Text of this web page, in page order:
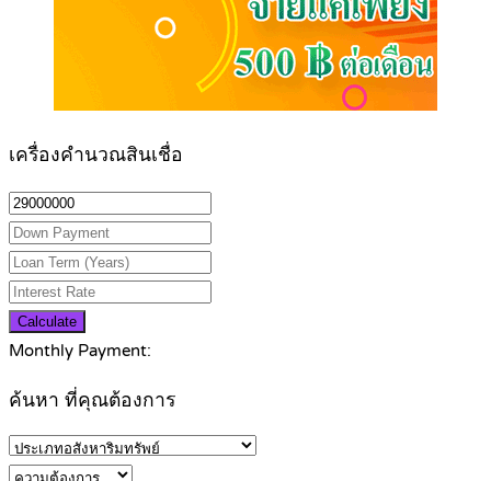
เครื่องคำนวณสินเชื่อ
Calculate
Monthly Payment:
ค้นหา ที่คุณต้องการ